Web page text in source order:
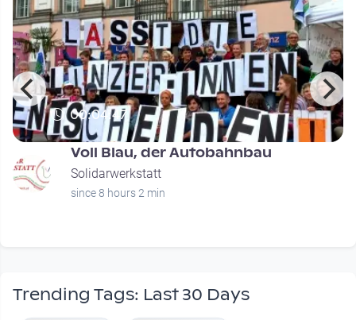
00:04:47
Voll Blau, der Autobahnbau
Solidarwerkstatt
since 8 hours 2 min
Trending Tags: Last 30 Days